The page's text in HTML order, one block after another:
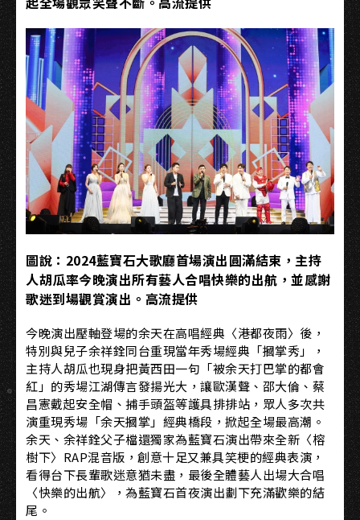
圖說：2024藍寶石大歌廳首場演出圓滿結束，主持
人胡瓜率今晚演出所有藝人合唱快樂的出航，並感謝
歌迷到場觀賞演出。高流提供
今晚演出壓軸登場的余天在高唱經典〈港都夜雨〉後，
特別與兒子余祥銓同台重現當年秀場經典「摑掌秀」，
主持人胡瓜也現身把黃西田一句「被余天打巴掌的都會
紅」的秀場江湖傳言發揚光大，讓歐漢聲、邵大倫、蔡
昌憲戴起安全帽、捕手頭盔等護具排排站，眾人多次共
演重現秀場「余天摑掌」經典橋段，掀起全場最高潮。
余天、余祥銓父子檔還獨家為藍寶石演出帶來全新〈榕
樹下〉RAP混音版，創意十足又兼具笑梗的經典表演，
看得台下長輩歌迷意猶未盡，最後全體藝人出場大合唱
〈快樂的出航〉，為藍寶石首夜演出劃下充滿歡樂的結
尾。